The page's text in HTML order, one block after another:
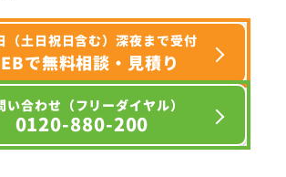
土日祝日含む）深夜まで受付
で無料相談・見積り
い合わせ（フリーダイヤル）
0120-880-200